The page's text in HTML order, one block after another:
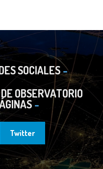
SOCIALES
OBSERVATORIO
Twitter